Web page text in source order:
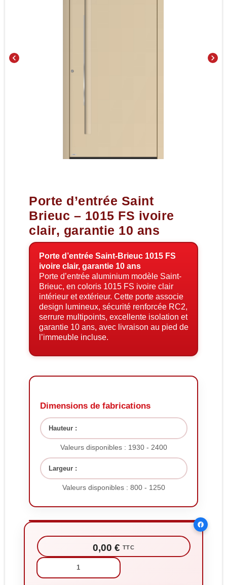
chevron_left chevron_right
Porte d’entrée Saint
Brieuc – 1015 FS ivoire
clair, garantie 10 ans
Porte d’entrée Saint-Brieuc 1015 FS
ivoire clair, garantie 10 ans
Porte d’entrée aluminium modèle Saint-
Brieuc, en coloris 1015 FS ivoire clair
intérieur et extérieur. Cette porte associe
design lumineux, sécurité renforcée RC2,
serrure multipoints, excellente isolation et
garantie 10 ans, avec livraison au pied de
l’immeuble incluse.
Dimensions de fabrications
Hauteur :
Valeurs disponibles : 1930 - 2400
Largeur :
Valeurs disponibles : 800 - 1250
0,00 € TTC
Quantité: